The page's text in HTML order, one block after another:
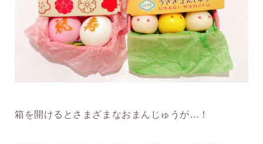
箱を開けるとさまざまなおまんじゅうが…！